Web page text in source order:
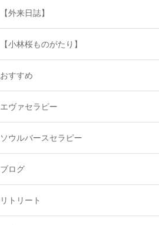
【外来日誌】
【小林桜ものがたり】
おすすめ
エヴァセラピー
ソウルバースセラピー
ブログ
リトリート